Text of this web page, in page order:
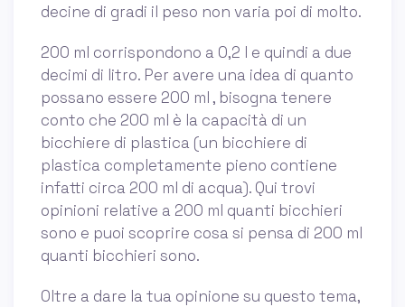
decine di gradi il peso non varia poi di molto.
200 ml corrispondono a 0,2 l e quindi a due
decimi di litro. Per avere una idea di quanto
possano essere 200 ml , bisogna tenere
conto che 200 ml è la capacità di un
bicchiere di plastica (un bicchiere di
plastica completamente pieno contiene
infatti circa 200 ml di acqua). Qui trovi
opinioni relative a 200 ml quanti bicchieri
sono e puoi scoprire cosa si pensa di 200 ml
quanti bicchieri sono.
Oltre a dare la tua opinione su questo tema,